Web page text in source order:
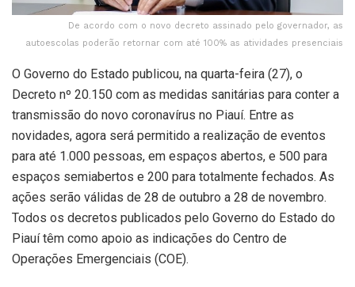
De acordo com o novo decreto assinado pelo governador, as
autoescolas poderão retornar com até 100% as atividades presenciais
O Governo do Estado publicou, na quarta-feira (27), o
Decreto nº 20.150 com as medidas sanitárias para conter a
transmissão do novo coronavírus no Piauí. Entre as
novidades, agora será permitido a realização de eventos
para até 1.000 pessoas, em espaços abertos, e 500 para
espaços semiabertos e 200 para totalmente fechados. As
ações serão válidas de 28 de outubro a 28 de novembro.
Todos os decretos publicados pelo Governo do Estado do
Piauí têm como apoio as indicações do Centro de
Operações Emergenciais (COE).